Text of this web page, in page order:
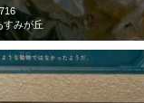
すみが丘